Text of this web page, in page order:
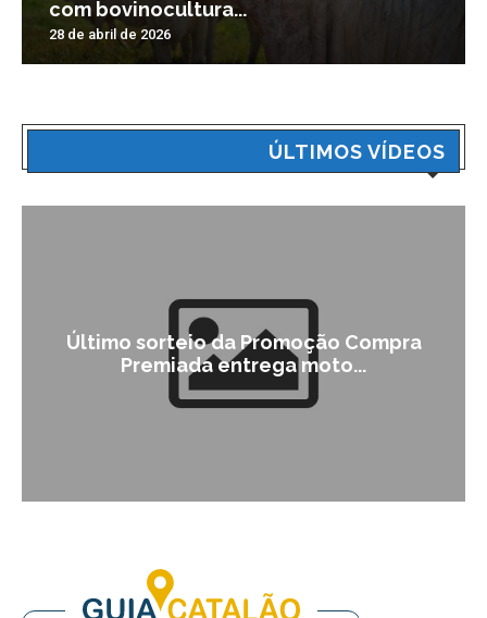
com bovinocultura...
28 de abril de 2026
ÚLTIMOS VÍDEOS
Último sorteio da Promoção Compra
Premiada entrega moto...